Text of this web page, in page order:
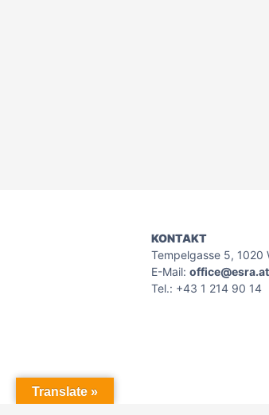
KONTAKT
Tempelgasse 5, 1020
E-Mail:office@esra.at
Tel.: +43 1 214 90 14
Translate »